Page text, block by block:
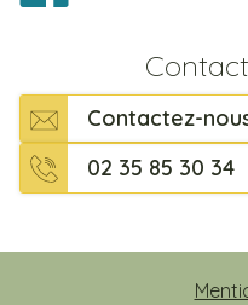
Contactez-
02 35 85 30 34